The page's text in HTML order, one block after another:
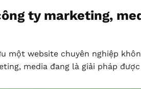
ty marketing,
một website chuyên nghiệp
media đang là giải pháp